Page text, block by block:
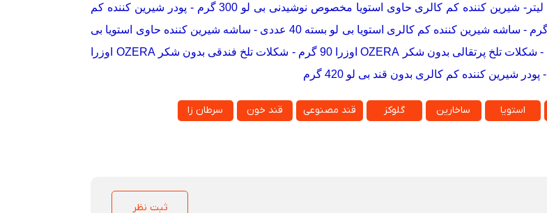
- شیرین کننده کم کالری حاوی استویا مخصوص نوشیدنی بی لو 300 گرم - پودر شیرین کننده کم
- ساشه شیرین کننده کم کالری استویا بی لو بسته 40 عددی - ساشه شیرین کننده حاوی استویا بی
- شکلات تلخ پرتقالی بدون شکر OZERA اوزرا 90 گرم -
شکلات تلخ فندقی بدون شکر OZERA اوزرا
- پودر شیرین کننده کم کالری بدون قند بی لو 420 گرم
استویا ساخارین گلوکز قند مصنوعی قند خون سرطان زا
ثبت نظر